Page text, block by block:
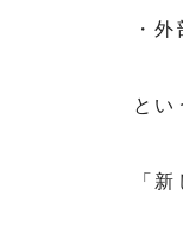
・
とい
「